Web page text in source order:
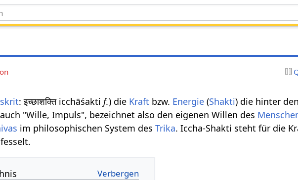
: इच्छाशक्ति icchāśakti f.) die Kraft bzw. Energie (Shakti) die hinter
"Wille, Impuls", bezeichnet also den eigenen Willen des
im philosophischen System desTrika. Iccha-Shakti steht für die